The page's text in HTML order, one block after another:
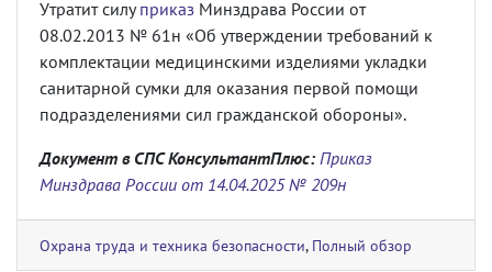
Утратит силуприказ Минздрава России от
08.02.2013 № 61н «Об утверждении требований к
комплектации медицинскими изделиями укладки
санитарной сумки для оказания первой помощи
подразделениями сил гражданской обороны».
Документ в СПС КонсультантПлюс: Приказ
Минздрава России от 14.04.2025 № 209н
Охрана труда и техника безопасности, Полный обзор